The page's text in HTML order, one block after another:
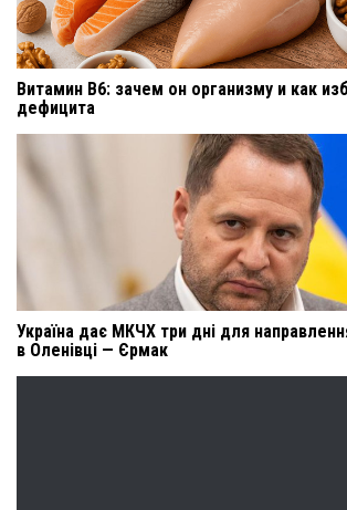
Витамин B6: зачем он организму и как
дефицита
Україна дає МКЧХ три дні для
в Оленівці — Єрмак